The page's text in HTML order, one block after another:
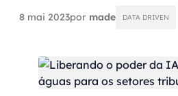
Agentes de IA
Aceleradores de IA
Automação inteligente
8 mai 2023por made DATA DRIVEN